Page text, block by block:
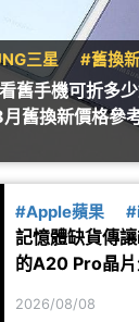
三星 #舊換新
舊手機可折多少
舊換新價格參
#Apple蘋果
記憶體缺貨傳
的A20 Pro晶
2026/08/08